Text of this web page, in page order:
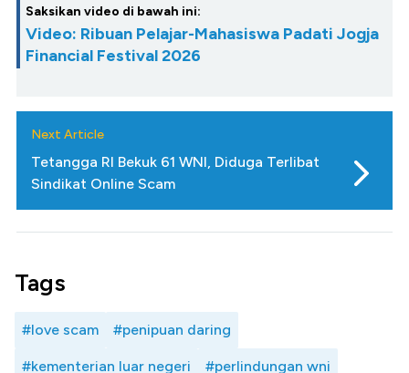
Saksikan video di bawah ini:
Video: Ribuan Pelajar-Mahasiswa Padati Jogja
Financial Festival 2026
Next Article
Tetangga RI Bekuk 61 WNI, Diduga Terlibat
Sindikat Online Scam
Tags
#love scam #penipuan daring
#kementerian luar negeri #perlindungan wni